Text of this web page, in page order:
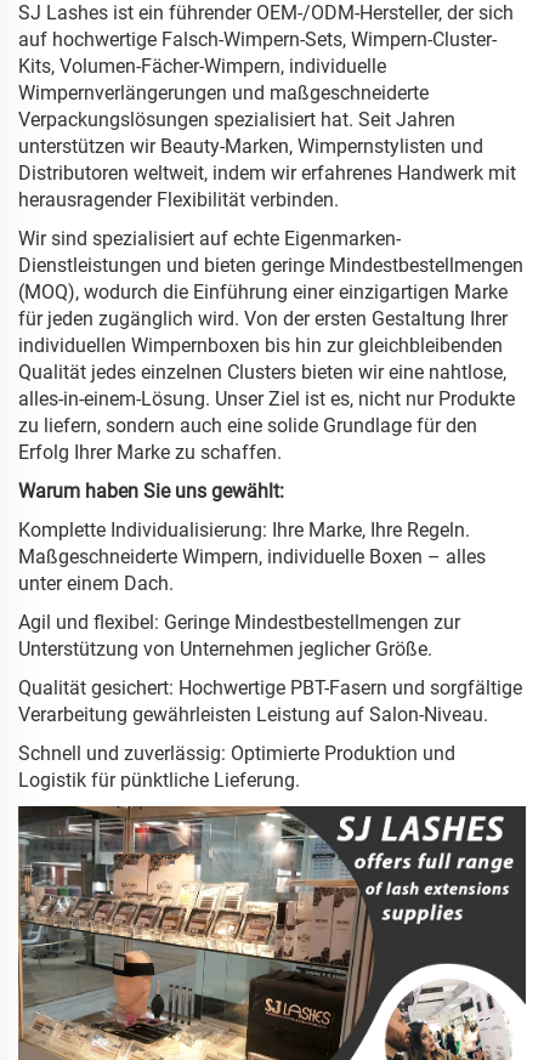
SJ Lashes ist ein führender OEM-/ODM-Hersteller, der sich
auf hochwertige Falsch-Wimpern-Sets, Wimpern-Cluster-
Kits, Volumen-Fächer-Wimpern, individuelle
Wimpernverlängerungen und maßgeschneiderte
Verpackungslösungen spezialisiert hat. Seit Jahren
unterstützen wir Beauty-Marken, Wimpernstylisten und
Distributoren weltweit, indem wir erfahrenes Handwerk mit
herausragender Flexibilität verbinden.
Wir sind spezialisiert auf echte Eigenmarken-
Dienstleistungen und bieten geringe Mindestbestellmengen
(MOQ), wodurch die Einführung einer einzigartigen Marke
für jeden zugänglich wird. Von der ersten Gestaltung Ihrer
individuellen Wimpernboxen bis hin zur gleichbleibenden
Qualität jedes einzelnen Clusters bieten wir eine nahtlose,
alles-in-einem-Lösung. Unser Ziel ist es, nicht nur Produkte
zu liefern, sondern auch eine solide Grundlage für den
Erfolg Ihrer Marke zu schaffen.
Warum haben Sie uns gewählt:
Komplette Individualisierung: Ihre Marke, Ihre Regeln.
Maßgeschneiderte Wimpern, individuelle Boxen – alles
unter einem Dach.
Agil und flexibel: Geringe Mindestbestellmengen zur
Unterstützung von Unternehmen jeglicher Größe.
Qualität gesichert: Hochwertige PBT-Fasern und sorgfältige
Verarbeitung gewährleisten Leistung auf Salon-Niveau.
Schnell und zuverlässig: Optimierte Produktion und
Logistik für pünktliche Lieferung.